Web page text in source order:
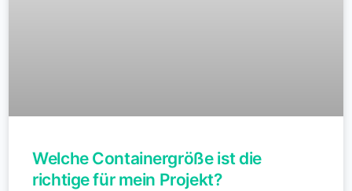
Welche Containergröße ist die
richtige für mein Projekt?